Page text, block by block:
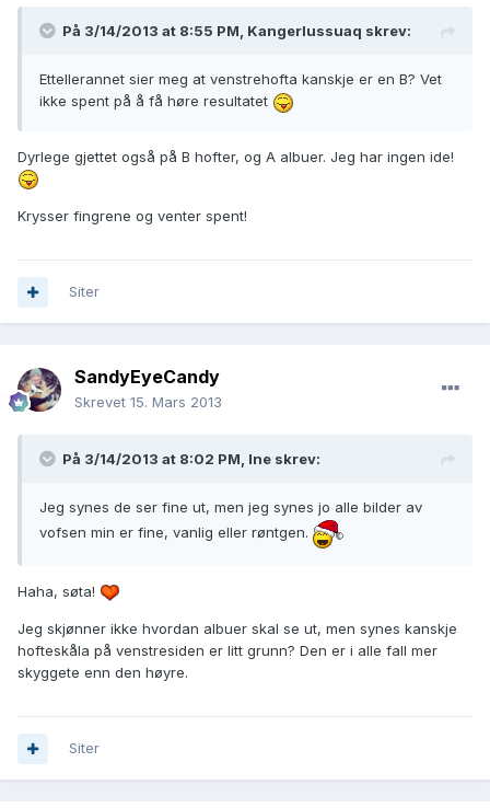
På 3/14/2013 at 8:55 PM, Kangerlussuaq skrev:
Ettellerannet sier meg at venstrehofta kanskje er en B? Vet
ikke spent på å få høre resultatet
Dyrlege gjettet også på B hofter, og A albuer. Jeg har ingen ide!
Krysser fingrene og venter spent!
Siter
SandyEyeCandy
Skrevet 15. Mars 2013
På 3/14/2013 at 8:02 PM, Ine skrev:
Jeg synes de ser fine ut, men jeg synes jo alle bilder av
vofsen min er fine, vanlig eller røntgen.
Haha, søta!
Jeg skjønner ikke hvordan albuer skal se ut, men synes kanskje
hofteskåla på venstresiden er litt grunn? Den er i alle fall mer
skyggete enn den høyre.
Siter